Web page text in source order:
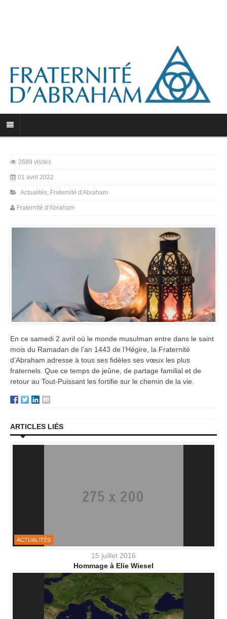
2689 visites
01 avril 2022
Actualités, Fraternité d'Abraham
Fraternité d'Abraham
En ce samedi 2 avril où le monde musulman entre dans le saint
mois du Ramadan de l’an 1443 de l’Hégire, la Fraternité
d’Abraham adresse à tous ses fidèles ses vœux les plus
fraternels. Que ce temps de jeûne, de partage familial et de
retour au Tout-Puissant les fortifie sur le chemin de la vie.
ARTICLES LIÉS
ACTUALITÉS
15 juillet 2016
Hommage à Elie Wiesel